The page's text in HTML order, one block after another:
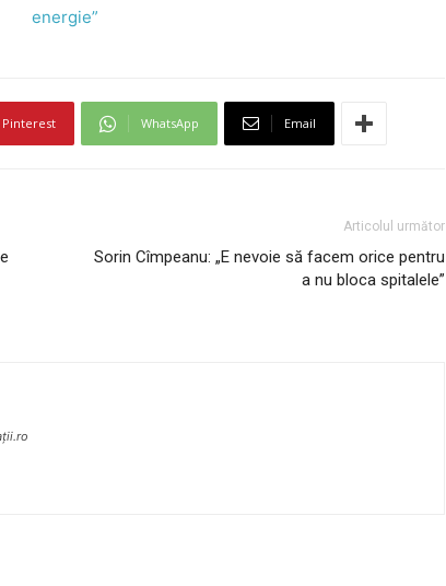
energie”
Pinterest WhatsApp Email
Articolul următor
Sorin Cîmpeanu: „E nevoie să facem orice pentru
a nu bloca spitalele”